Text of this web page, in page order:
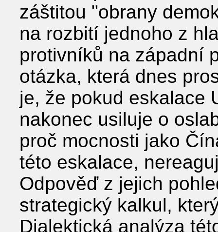
záštitou "obrany
na rozbití jednoho z
protivníků na západní
otázka, která dnes
je, že pokud eskalace
nakonec usiluje o
proč mocnosti jako
této eskalace,
Odpověď z jejich
strategický kalkul,
Dialektická analýza